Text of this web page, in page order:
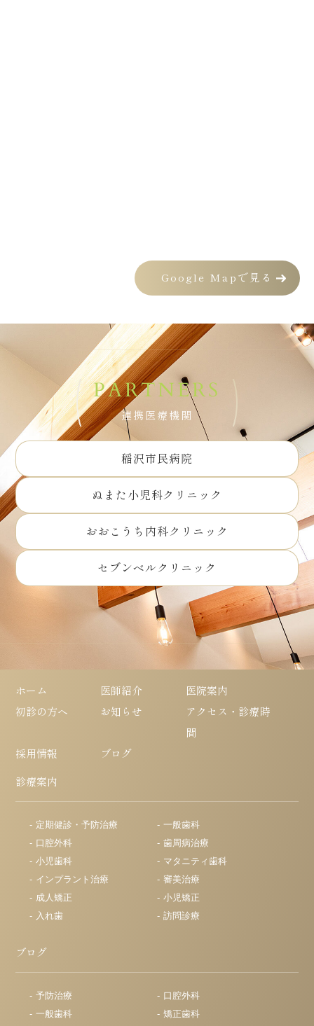
Google Mapで見る
PARTNERS
連携医療機関
稲沢市民病院
ぬまた小児科クリニック
おおこうち内科クリニック
セブンベルクリニック
ホーム 医師紹介
医院案内
初診の方へ
お知らせ
アクセス・診療時
間
採用情報
ブログ
診療案内
定期健診・予防治療
一般歯科
口腔外科
歯周病治療
小児歯科
マタニティ歯科
インプラント治療
審美治療
成人矯正
小児矯正
入れ歯
訪問診療
ブログ
予防治療
口腔外科
一般歯科
矯正歯科